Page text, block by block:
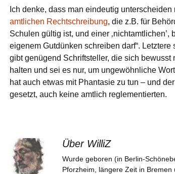
Ich denke, dass man eindeutig
amtlichen Rechtschreibung, die z.B. für
Schulen gültig ist, und einer ‚nichtamtlichen’,
eigenem Gutdünken schreiben darf“.
gibt genügend Schriftsteller, die sich
halten und sei es nur, um ungewöhnliche
hat auch etwas mit Phantasie zu tun – und
gesetzt, auch keine amtlich reglementierten.
Über WilliZ
Wurde geboren (in Berlin-
Pforzheim, längere Zeit in